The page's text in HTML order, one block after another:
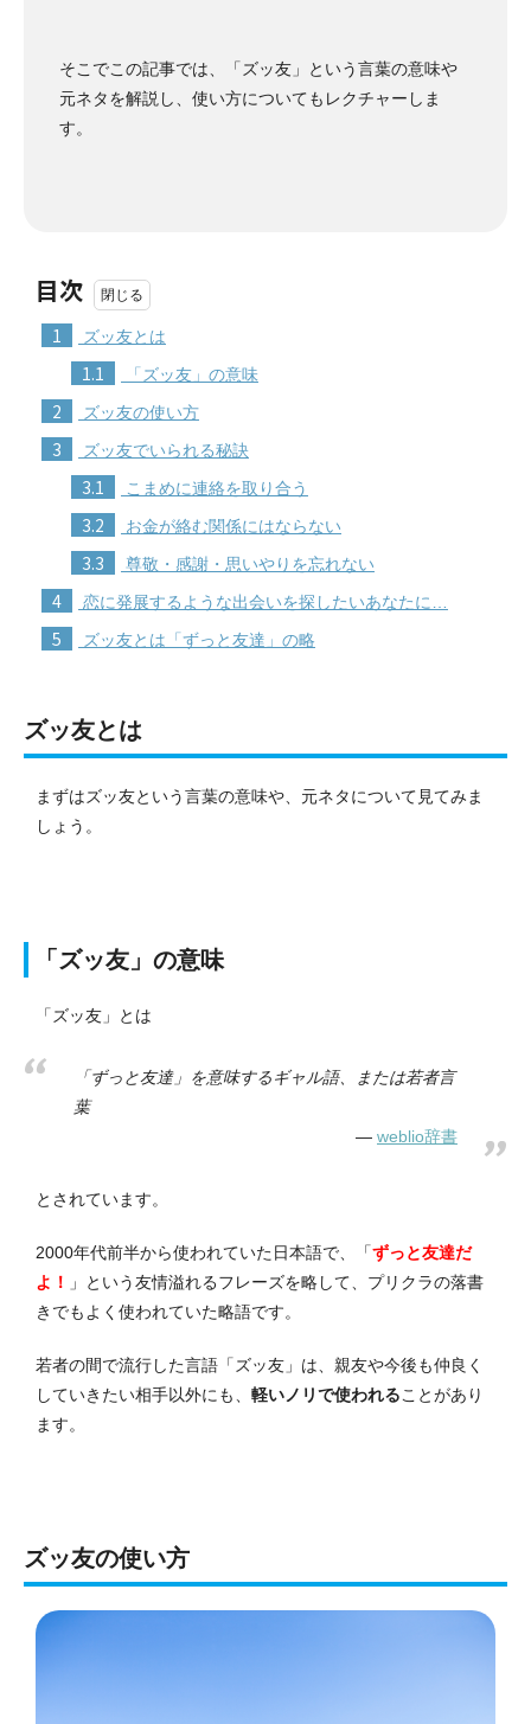
そこでこの記事では、「ズッ友」という言葉の意味や
元ネタを解説し、使い方についてもレクチャーしま
す。
目次
1 ズッ友とは
1.1 「ズッ友」の意味
2 ズッ友の使い方
3 ズッ友でいられる秘訣
3.1 こまめに連絡を取り合う
3.2 お金が絡む関係にはならない
3.3 尊敬・感謝・思いやりを忘れない
4 恋に発展するような出会いを探したいあなたに…
5 ズッ友とは「ずっと友達」の略
ズッ友とは
まずはズッ友という言葉の意味や、元ネタについて見てみま
しょう。
「ズッ友」の意味
「ズッ友」とは
「ずっと友達」を意味するギャル語、または若者言
葉
weblio辞書
とされています。
2000年代前半から使われていた日本語で、「ずっと友達だ
よ！
」という友情溢れるフレーズを略して、プリクラの落書
きでもよく使われていた略語です。
若者の間で流行した言語「ズッ友」は、 親友や今後も仲良く
していきたい相手以外にも、 軽いノリで使われることがあり
ます。
ズッ友の使い方